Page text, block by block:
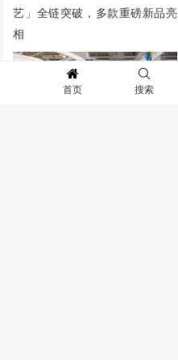
艺」全链突破，多款重磅新品亮
相
首页 搜索